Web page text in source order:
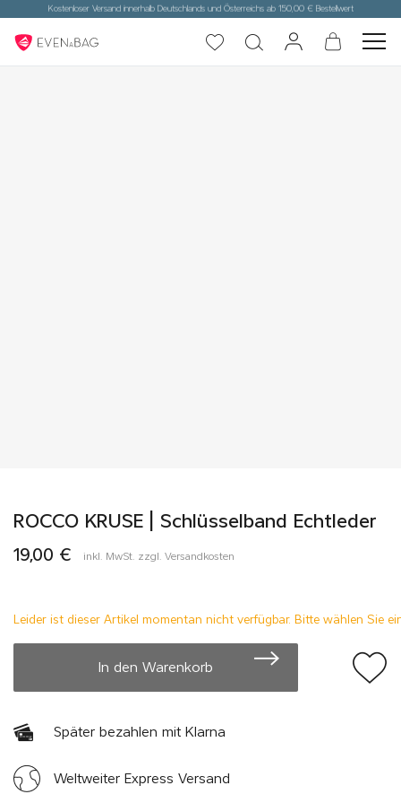
Kostenloser Versand innerhalb Deutschlands und Österreichs ab 150,00 € Bestellwert
ROCCO KRUSE | Schlüsselband Echtleder
19,00 € inkl. MwSt. zzgl. Versandkosten
Leider ist dieser Artikel momentan nicht verfügbar. Bitte wählen Sie
In den Warenkorb
Später bezahlen mit Klarna
Weltweiter Express Versand